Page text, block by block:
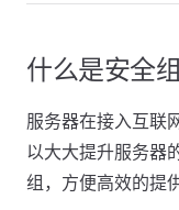
什么是安全组
服务器在接入互联
以大大提升服务器
组，方便高效的提